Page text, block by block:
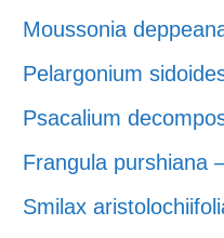
Moussonia
Pelargonium
Psacalium
Frangula purshiana
Smilax